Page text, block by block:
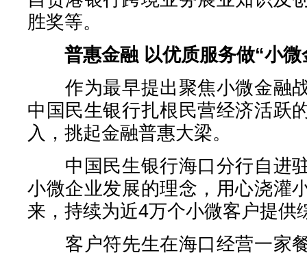
胜奖等。
普惠金融 以优质服务做“小
作为最早提出聚焦小微金融
中国民生银行扎根民营经济活跃
入，挑起金融普惠大梁。
中国民生银行海口分行自进
小微企业发展的理念，用心浇灌
来，持续为近4万个小微客户提供
客户符先生在海口经营一家